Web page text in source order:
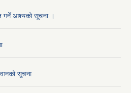
गर्ने आश्यको सूचना ।
सूचना